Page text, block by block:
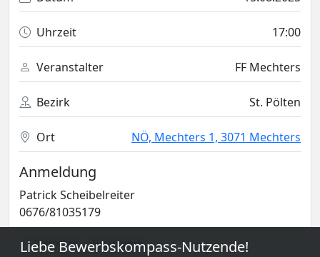
Uhrzeit 17:00
Veranstalter FF Mechters
Bezirk St. Pölten
Ort NÖ, Mechters 1, 3071 Mechters
Anmeldung
Patrick Scheibelreiter
0676/81035179
1 Durchgang Nassbewerb
Liebe Bewerbskompass-Nutzende!